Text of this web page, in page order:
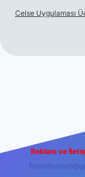
Celse Uygulaması
Reklam ve